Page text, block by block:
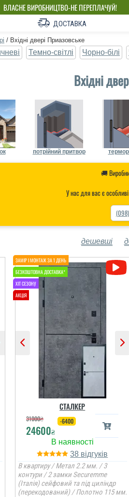
ВЛАСНЕ ВИРОБНИЦТВО-НЕ ПЕРЕПЛАЧУЙ!
ДОСТАВКА
/ Вхідні двері Приазовське
Темно-світлі Чорно-білі
Вхідні
потрійний притвор
🚚
У нас для вас є
дешевші
СТАЛКЕР
31000₴
24600₴
-6400
38
В квартиру / Метал 2.2 мм. / 3
контури / 2 замки Securemme
(Італія) сейфовий та під циліндр
(перекодований) / Полотно 115 мм.